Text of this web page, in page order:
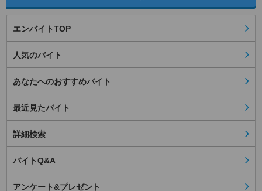
エンバイトTOP
人気のバイト
あなたへのおすすめバイト
最近見たバイト
詳細検索
バイトQ&A
アンケート&プレゼント